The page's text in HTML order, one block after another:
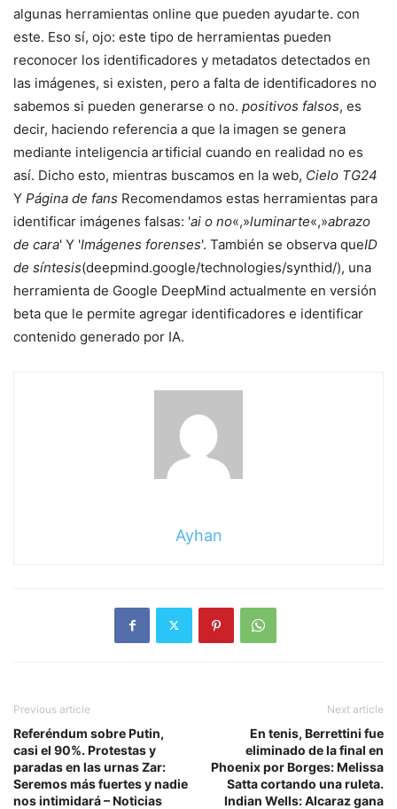
algunas herramientas online que pueden ayudarte. con
este. Eso sí, ojo: este tipo de herramientas pueden
reconocer los identificadores y metadatos detectados en
las imágenes, si existen, pero a falta de identificadores no
sabemos si pueden generarse o no. positivos falsos, es
decir, haciendo referencia a que la imagen se genera
mediante inteligencia artificial cuando en realidad no es
así. Dicho esto, mientras buscamos en la web, Cielo TG24
Y Página de fans Recomendamos estas herramientas para
identificar imágenes falsas: 'ai o no«,»luminarte«,»abrazo
de cara' Y 'Imágenes forenses'. También se observa queID
de síntesis(deepmind.google/technologies/synthid/), una
herramienta de Google DeepMind actualmente en versión
beta que le permite agregar identificadores e identificar
contenido generado por IA.
Ayhan
Previous article
Referéndum sobre Putin,
casi el 90%. Protestas y
paradas en las urnas Zar:
Seremos más fuertes y nadie
nos intimidará – Noticias
Next article
En tenis, Berrettini fue
eliminado de la final en
Phoenix por Borges: Melissa
Satta cortando una ruleta.
Indian Wells: Alcaraz gana